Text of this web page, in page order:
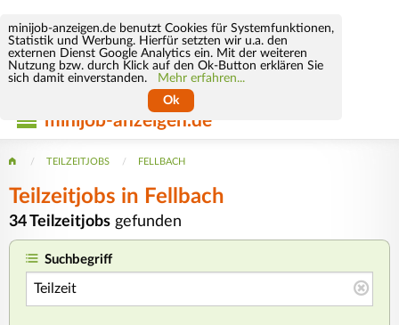
minijob-anzeigen.de benutzt Cookies für Systemfunktionen,
Statistik und Werbung. Hierfür setzten wir u.a. den
externen Dienst Google Analytics ein. Mit der weiteren
Nutzung bzw. durch Klick auf den Ok-Button erklären Sie
sich damit einverstanden.
Mehr erfahren...
Ok
minijob-anzeigen.de
TEILZEITJOBS FELLBACH
Teilzeitjobs in Fellbach
34 Teilzeitjobs gefunden
Suchbegriff